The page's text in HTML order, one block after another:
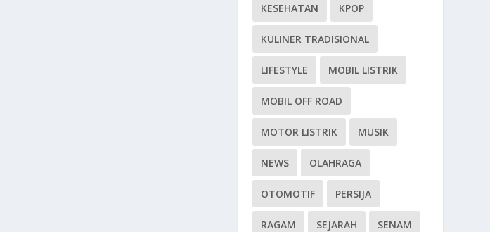
KESEHATAN KPOP
KULINER TRADISIONAL
LIFESTYLE MOBIL LISTRIK
MOBIL OFF ROAD
MOTOR LISTRIK MUSIK
NEWS OLAHRAGA
OTOMOTIF PERSIJA
RAGAM SEJARAH SENAM